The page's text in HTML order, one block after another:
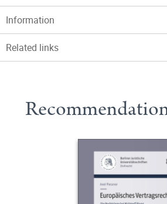
Information
Related links